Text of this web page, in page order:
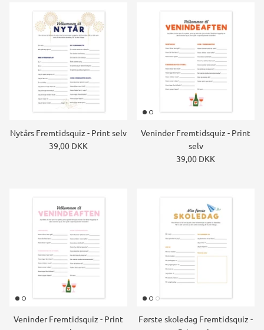
Nytårs Fremtidsquiz - Print selv
39,00 DKK
Veninder Fremtidsquiz - Print
selv
39,00 DKK
Veninder Fremtidsquiz - Print
Første skoledag Fremtidsquiz -